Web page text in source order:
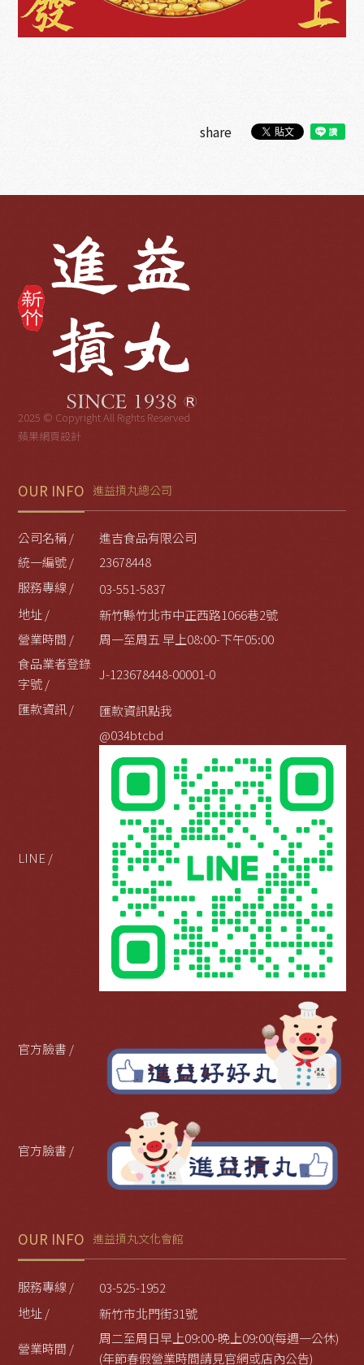
share
2025 © Copyright All Rights Reserved
蘋果網頁設計
OUR INFO 進益摃丸總公司
公司名稱 /
進吉食品有限公司
統一編號 /
23678448
服務專線 /
03-551-5837
地址 /
新竹縣竹北市中正西路1066巷2號
營業時間 /
周一至周五 早上08:00-下午05:00
食品業者登錄
字號 /
J-123678448-00001-0
匯款資訊 / 匯款資訊點我
LINE /
@034btcbd
官方臉書 /
官方臉書 /
OUR INFO 進益摃丸文化會館
服務專線 /
03-525-1952
地址 /
新竹市北門街31號
營業時間 /
周二至周日早上09:00-晚上09:00(每週一公休)
(年節春假營業時間請見官網或店內公告)